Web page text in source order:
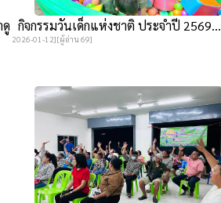
กิจกรรมวันเด็กแห่งชาติ ประจำปี 2569...
2026-01-12][ผู้อ่าน 69]